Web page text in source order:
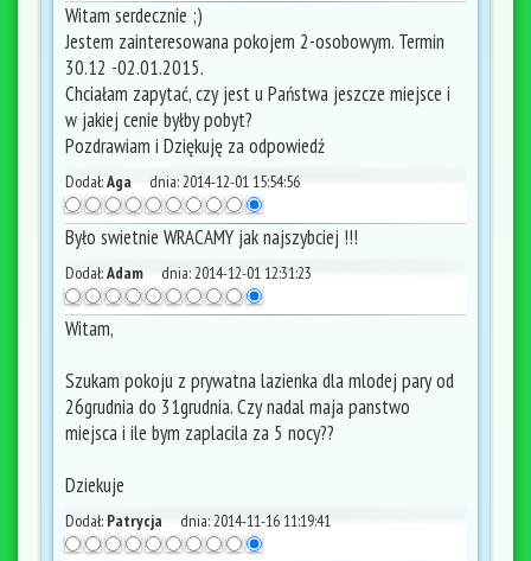
Witam serdecznie ;)
Jestem zainteresowana pokojem 2-osobowym. Termin
30.12 -02.01.2015.
Chciałam zapytać, czy jest u Państwa jeszcze miejsce i
w jakiej cenie byłby pobyt?
Pozdrawiam i Dziękuję za odpowiedź
Dodał:Aga dnia:2014-12-01 15:54:56
Było swietnie WRACAMY jak najszybciej !!!
Dodał:Adam dnia:2014-12-01 12:31:23
Witam,
Szukam pokoju z prywatna lazienka dla mlodej pary od
26grudnia do 31grudnia. Czy nadal maja panstwo
miejsca i ile bym zaplacila za 5 nocy??
Dziekuje
Dodał: Patrycja dnia:2014-11-16 11:19:41